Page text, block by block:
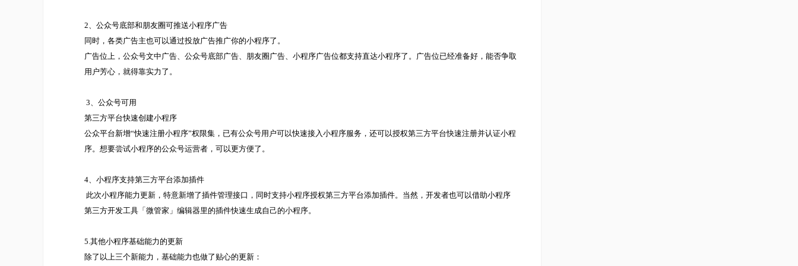
2、公众号底部和朋友圈可推送小程序广告
同时，各类广告主也可以通过投放广告推广你的小程序了。
广告位上，公众号文中广告、公众号底部广告、朋友圈广告、小程序广告位都支持直达小程序了。广告位已经准备好，能否争取
用户芳心，就得靠实力了。
3、公众号可用
第三方平台快速创建小程序
公众平台新增“快速注册小程序”权限集，已有公众号用户可以快速接入小程序服务，还可以授权第三方平台快速注册并认证小程
序。想要尝试小程序的公众号运营者，可以更方便了。
4、小程序支持第三方平台添加插件
此次小程序能力更新，特意新增了插件管理接口，同时支持小程序授权第三方平台添加插件。当然，开发者也可以借助小程序
第三方开发工具「微管家」编辑器里的插件快速生成自己的小程序。
5.其他小程序基础能力的更新
除了以上三个新能力，基础能力也做了贴心的更新：